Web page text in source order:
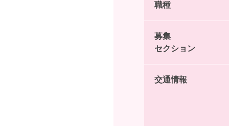
職種
募集
セクション
交通情報